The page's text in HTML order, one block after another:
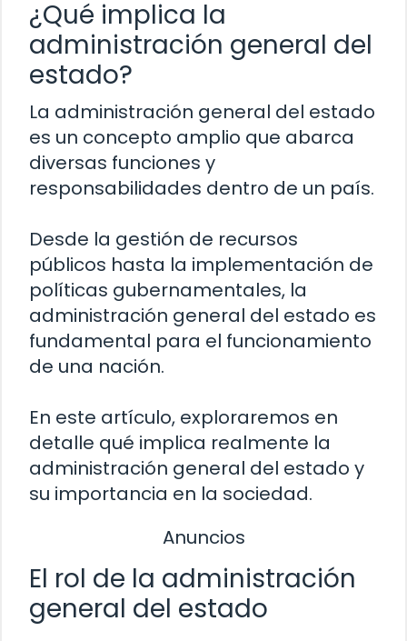
¿Qué implica la
administración general del
estado?
La administración general del estado
es un concepto amplio que abarca
diversas funciones y
responsabilidades dentro de un país.
Desde la gestión de recursos
públicos hasta la implementación de
políticas gubernamentales, la
administración general del estado es
fundamental para el funcionamiento
de una nación.
En este artículo, exploraremos en
detalle qué implica realmente la
administración general del estado y
su importancia en la sociedad.
Anuncios
El rol de la administración
general del estado